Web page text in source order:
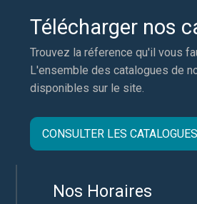
Télécharger nos
Trouvez la réference qu'il vous
L'ensemble des catalogues de
disponibles sur le site.
CONSULTER LES CATALOGUES
Nos Horaires